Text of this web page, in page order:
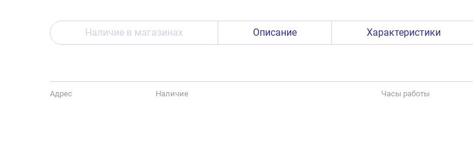
Наличие в магазинах Описание Характеристики
Адрес Наличие Часы работы